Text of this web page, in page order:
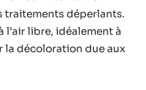
traitements déperlants.
l’air libre, idéalement à
la décoloration due aux